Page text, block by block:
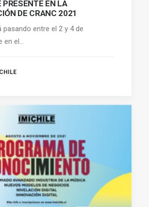
EN LA
DE CRANC 2021
pasando entre el 2 y 4 de
en el…